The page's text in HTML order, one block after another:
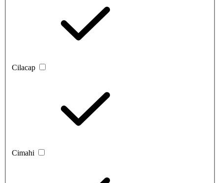
Cilacap
Cimahi